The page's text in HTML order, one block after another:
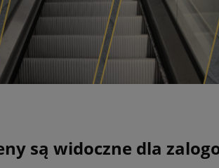
są widoczne dla